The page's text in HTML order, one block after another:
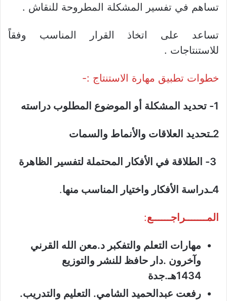
تساهم في تفسير المشكلة المطروحة للنقاش .
تساعد على اتخاذ القرار المناسب وفقاً
للاستنتاجات .
خطوات تطبيق مهارة الاستنتاج :-
1- تحديد المشكلة أو الموضوع المطلوب دراسته
2ـتحديد العلاقات والأنماط والسمات
4ـدراسة الأفكار واختيار المناسب منها .
المـــــــراجــــــع:
مهارات التعلم والتفكبر د.معن الله القرني
وآخرون .دار حافظ للنشر والتوزيع
1434هـ.جدة
رفعت عبدالحميد الشامي. التعليم والتدريب.